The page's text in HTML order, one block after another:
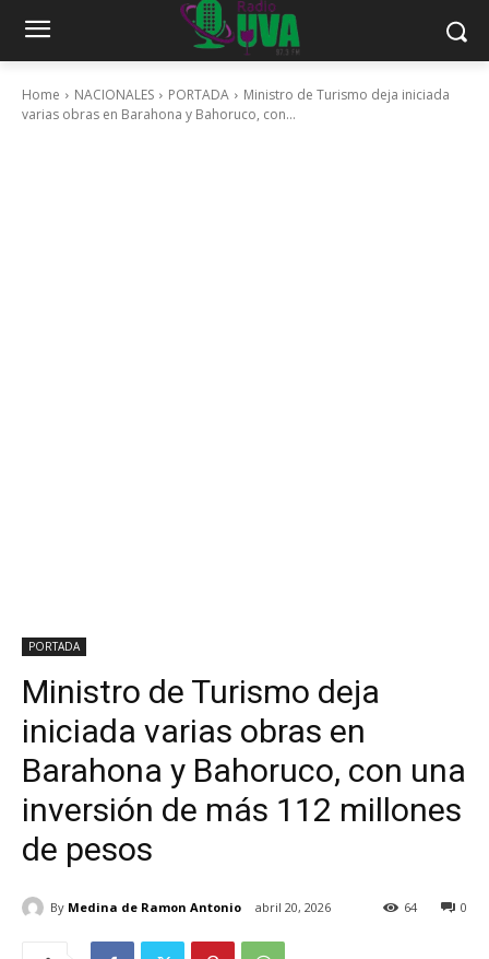
Home NACIONALES PORTADA
Ministro de Turismo deja iniciada
varias obras en Barahona y Bahoruco, con...
PORTADA
Ministro de Turismo deja
iniciada varias obras en
Barahona y Bahoruco, con una
inversión de más 112 millones
de pesos
By Medina de Ramon Antonio abril 20, 2026 0
64